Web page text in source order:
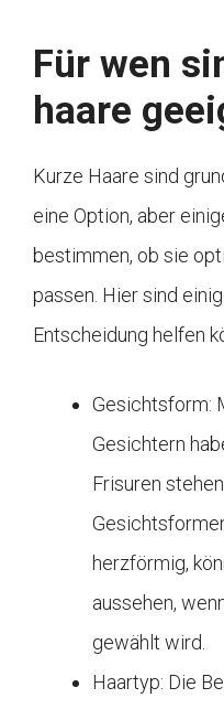
Für wen
haare
Kurze Haare sind
eine Option, aber
bestimmen, ob sie
passen. Hier sind
Entscheidung helfen
Gesichtsform:
Gesichtern
Frisuren
herzförmig,
aussehen,
gewählt wird.
Haartyp: Die